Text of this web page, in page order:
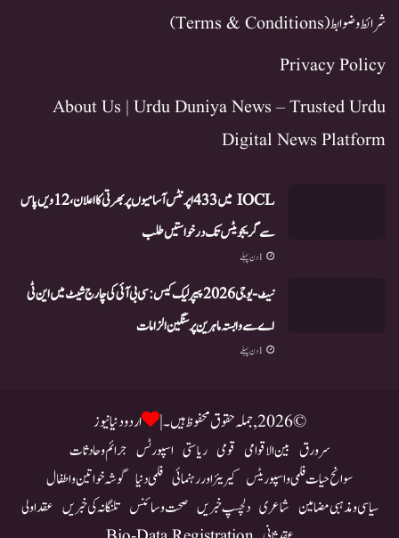
شرائط و ضوابط (Terms & Conditions)
Privacy Policy
About Us | Urdu Duniya News – Trusted Urdu
Digital News Platform
IOCL میں 433 اپرنٹس آسامیوں پر بھرتی کا اعلان، 12ویں پاس
سے گریجویٹس تک درخواستیں طلب
1 دن پہلے
نیٹ-یو جی 2026 پیپر لیک کیس: سی بی آئی کی چارج شیٹ میں این ٹی
اے سے وابستہ ماہرین پر سنگین الزامات
1 دن پہلے
© 2026, جملہ حقوق محفوظ ہیں۔ | اردو دنیا نیوز
سرورق بین الاقوامی قومی ریاستی اسپورٹس جرائم و حادثات
سوانح حیات فلمی و اسپوریٹس کیریئر اور رہنمائی فلمی دنیا گوشہ خواتین و اطفال
سیاسی و مذہبی مضامین شاعری دلچسپ خبریں صحت و سائنس تلنگانہ کی خبریں عقد اولی